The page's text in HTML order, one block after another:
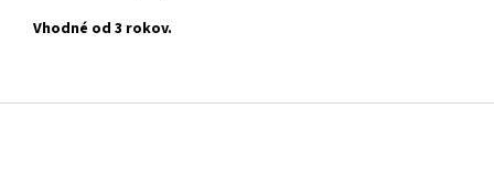
Vhodné od 3 rokov.